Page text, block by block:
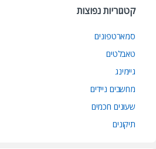
קטגוריות נפוצות
סמארטפונים
טאבלטים
גיימינג
מחשבים ניידים
שעונים חכמים
תיקונים